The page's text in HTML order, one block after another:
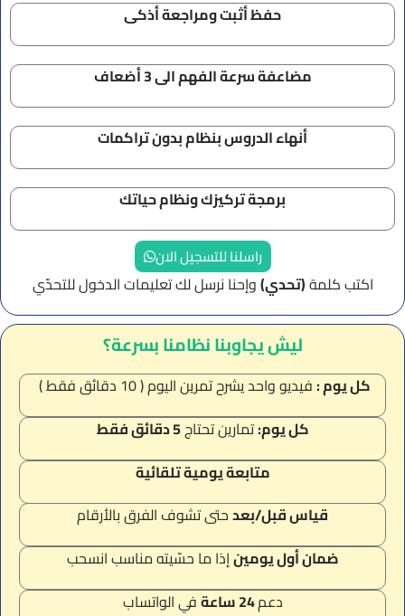
حفظ أثبت ومراجعة أذكى
مضاعفة سرعة الفهم الى 3 أضعاف
أنهاء الدروس بنظام بدون تراكمات
برمجة تركيزك ونظام حياتك
راسلنا للتسجيل الان
اكتب كلمة(تحدي)وإحنا نرسل لك تعليمات الدخول للتحدّي
ليش يجاوبنا نظامنا بسرعة؟
كل يوم :فيديو واحد يشرح تمرين اليوم ( 10 دقائق فقط )
كل يوم:تمارين تحتاج5 دقائق فقط
متابعة يومية تلقائية
قياس قبل/بعدحتى تشوف الفرق بالأرقام
ضمان أول يومينإذا ما حسّيته مناسب انسحب
دعم24 ساعة في الواتساب